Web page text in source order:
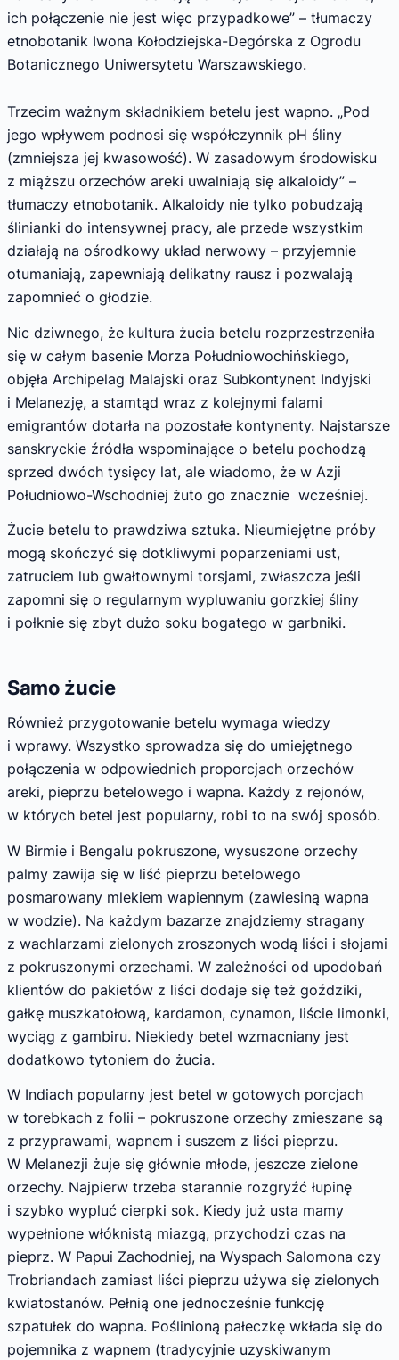
ich połączenie nie jest więc przypadkowe” – tłumaczy
etnobotanik Iwona Kołodziejska-Degórska z Ogrodu
Botanicznego Uniwersytetu Warszawskiego.
Trzecim ważnym składnikiem betelu jest wapno. „Pod
jego wpływem podnosi się współczynnik pH śliny
(zmniejsza jej kwasowość). W zasadowym środowisku
z miąższu orzechów areki uwalniają się alkaloidy” –
tłumaczy etnobotanik. Alkaloidy nie tylko pobudzają
ślinianki do intensywnej pracy, ale przede wszystkim
działają na ośrodkowy układ nerwowy – przyjemnie
otumaniają, zapewniają delikatny rausz i pozwalają
zapomnieć o głodzie.
Nic dziwnego, że kultura żucia betelu rozprzestrzeniła
się w całym basenie Morza Południowochińskiego,
objęła Archipelag Malajski oraz Subkontynent Indyjski
i Melanezję, a stamtąd wraz z kolejnymi falami
emigrantów dotarła na pozostałe kontynenty. Najstarsze
sanskryckie źródła wspominające o betelu pochodzą
sprzed dwóch tysięcy lat, ale wiadomo, że w Azji
Południowo-Wschodniej żuto go znacznie wcześniej.
Żucie betelu to prawdziwa sztuka. Nieumiejętne próby
mogą skończyć się dotkliwymi poparzeniami ust,
zatruciem lub gwałtownymi torsjami, zwłaszcza jeśli
zapomni się o regularnym wypluwaniu gorzkiej śliny
i połknie się zbyt dużo soku bogatego w garbniki.
Samo żucie
Również przygotowanie betelu wymaga wiedzy
i wprawy. Wszystko sprowadza się do umiejętnego
połączenia w odpowiednich proporcjach orzechów
areki, pieprzu betelowego i wapna. Każdy z rejonów,
w których betel jest popularny, robi to na swój sposób.
W Birmie i Bengalu pokruszone, wysuszone orzechy
palmy zawija się w liść pieprzu betelowego
posmarowany mlekiem wapiennym (zawiesiną wapna
w wodzie). Na każdym bazarze znajdziemy stragany
z wachlarzami zielonych zroszonych wodą liści i słojami
z pokruszonymi orzechami. W zależności od upodobań
klientów do pakietów z liści dodaje się też goździki,
gałkę muszkatołową, kardamon, cynamon, liście limonki,
wyciąg z gambiru. Niekiedy betel wzmacniany jest
dodatkowo tytoniem do żucia.
W Indiach popularny jest betel w gotowych porcjach
w torebkach z folii – pokruszone orzechy zmieszane są
z przyprawami, wapnem i suszem z liści pieprzu.
W Melanezji żuje się głównie młode, jeszcze zielone
orzechy. Najpierw trzeba starannie rozgryźć łupinę
i szybko wypluć cierpki sok. Kiedy już usta mamy
wypełnione włóknistą miazgą, przychodzi czas na
pieprz. W Papui Zachodniej, na Wyspach Salomona czy
Trobriandach zamiast liści pieprzu używa się zielonych
kwiatostanów. Pełnią one jednocześnie funkcję
szpatułek do wapna. Poślinioną pałeczkę wkłada się do
pojemnika z wapnem (tradycyjnie uzyskiwanym